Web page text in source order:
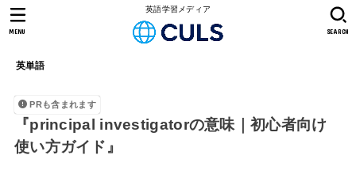
英語学習メディア
英単語
SEARCH
MENU
PRも含まれます
『principal investigatorの意味｜初心者向け
使い方ガイド』